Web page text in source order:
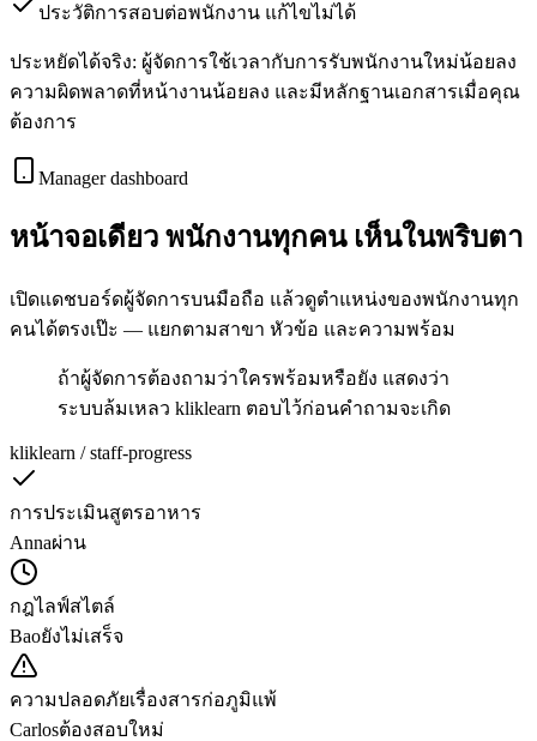
ประวัติการสอบต่อพนักงาน แก้ไขไม่ได้
ประหยัดได้จริง: ผู้จัดการใช้เวลากับการรับพนักงานใหม่น้อยลง
ความผิดพลาดที่หน้างานน้อยลง และมีหลักฐานเอกสารเมื่อคุณ
ต้องการ
Manager dashboard
หน้าจอเดียว พนักงานทุกคน เห็นในพริบตา
เปิดแดชบอร์ดผู้จัดการบนมือถือ แล้วดูตำแหน่งของพนักงานทุก
คนได้ตรงเป๊ะ — แยกตามสาขา หัวข้อ และความพร้อม
ถ้าผู้จัดการต้องถามว่าใครพร้อมหรือยัง แสดงว่า
ระบบล้มเหลว kliklearn ตอบไว้ก่อนคำถามจะเกิด
kliklearn / staff-progress
การประเมินสูตรอาหาร
Annaผ่าน
กฎไลฟ์สไตล์
Baoยังไม่เสร็จ
ความปลอดภัยเรื่องสารก่อภูมิแพ้
Carlosต้องสอบใหม่